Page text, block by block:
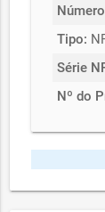
Tipo:
Série
Nº do